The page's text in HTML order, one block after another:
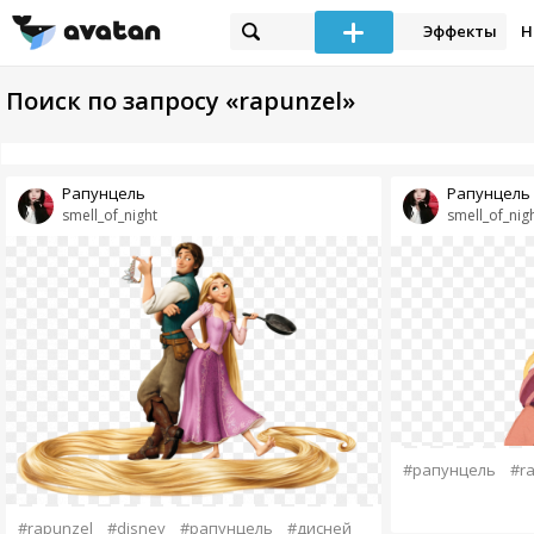
Эффекты
Поиск по запросу «rapunzel»
smell_of_night
Рапунцель
#rapunzel #disney #рапунцель #дисней
Рапунцель
#рапунцель